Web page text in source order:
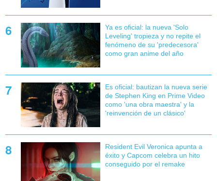
Ya es oficial: la nueva 'Solo
Leveling' tropieza y no repite el
fenómeno de su 'predecesora'
como gran anime del año
Es oficial: bautizan la nueva serie
de Stephen King en Prime Video
como 'una obra maestra' y la
'reinvención de un clásico'
Resident Evil Veronica apunta a
éxito y Capcom celebra un hito
conseguido por el remake